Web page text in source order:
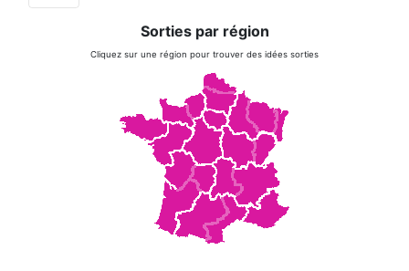
Sorties par région
Cliquez sur une région pour trouver des idées sorties